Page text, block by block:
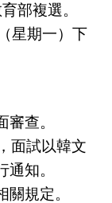
部複選。
星期一）下
查。
面試以韓文
知。
規定。